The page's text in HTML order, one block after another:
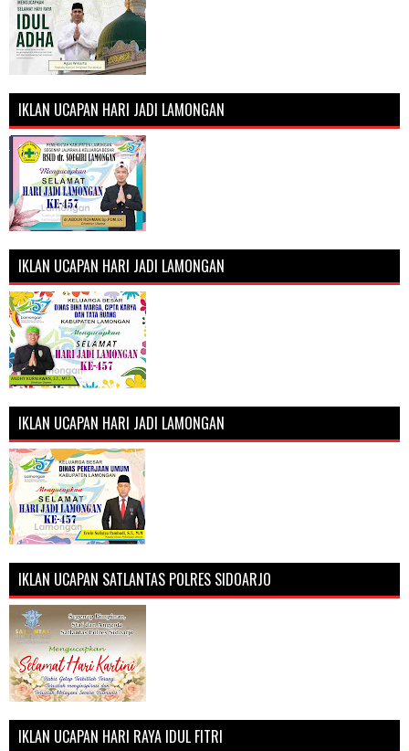
IKLAN UCAPAN HARI JADI LAMONGAN
IKLAN UCAPAN HARI JADI LAMONGAN
IKLAN UCAPAN HARI JADI LAMONGAN
IKLAN UCAPAN SATLANTAS POLRES SIDOARJO
IKLAN UCAPAN HARI RAYA IDUL FITRI